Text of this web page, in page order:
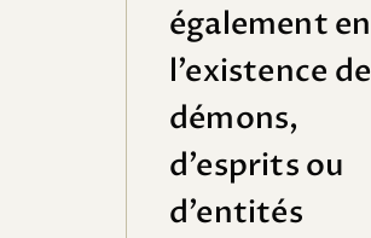
également en
l’existence de
démons,
d’esprits ou
d’entités